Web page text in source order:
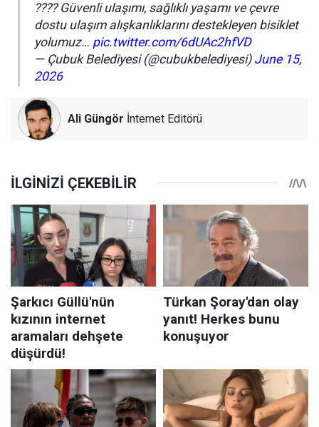
???? Güvenli ulaşımı, sağlıklı yaşamı ve çevre
dostu ulaşım alışkanlıklarını destekleyen bisiklet
yolumuz… pic.twitter.com/6dUAc2hfVD
— Çubuk Belediyesi (@cubukbelediyesi) June 15,
2026
Ali Güngör İnternet Editörü